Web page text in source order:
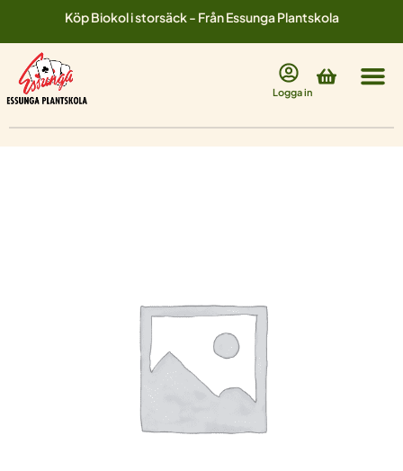
innehåll
Köp Biokol i storsäck - Från Essunga Plantskola
Logga in
Varukorg